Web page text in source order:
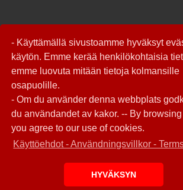
- Käyttämällä sivustoamme hyväksyt
käytön. Emme kerää henkilökohtaisia
emme luovuta mitään tietoja kolmansille
osapuolille.
- Om du använder denna webbplats
du användandet av kakor. -- By
you agree to our use of cookies.
Käyttöehdot - Användningsvillkor -
HYVÄKSYN